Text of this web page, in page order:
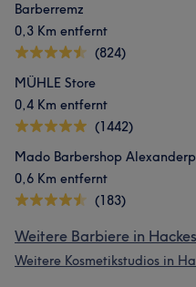
Barberremz
0,3 Km entfernt
(824)
MÜHLE Store
0,4 Km entfernt
(1442)
Mado Barbershop
0,6 Km entfernt
(183)
Weitere Barbiere in
Weitere Kosmetikstudios in